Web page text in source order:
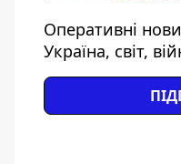
Оперативні
Україна, світ,